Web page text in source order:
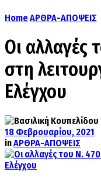
Home ΑΡΘΡΑ-ΑΠΟΨΕΙΣ
Οι αλλαγές
στη
Ελέγχου
18 Φεβρουαρίου, 2021
inΑΡΘΡΑ-ΑΠΟΨΕΙΣ